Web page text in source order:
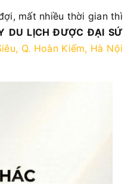
mất nhiều thời gian thì
DU LỊCH ĐƯỢC ĐẠI SỨ
Q. Hoàn Kiếm, Hà Nội